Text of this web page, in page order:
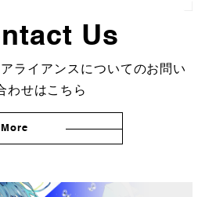
Us
ライアンスについてのお問い
わせはこちら
More